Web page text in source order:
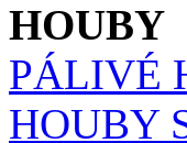
HOUBY
PÁLIVÉ
HOUBY